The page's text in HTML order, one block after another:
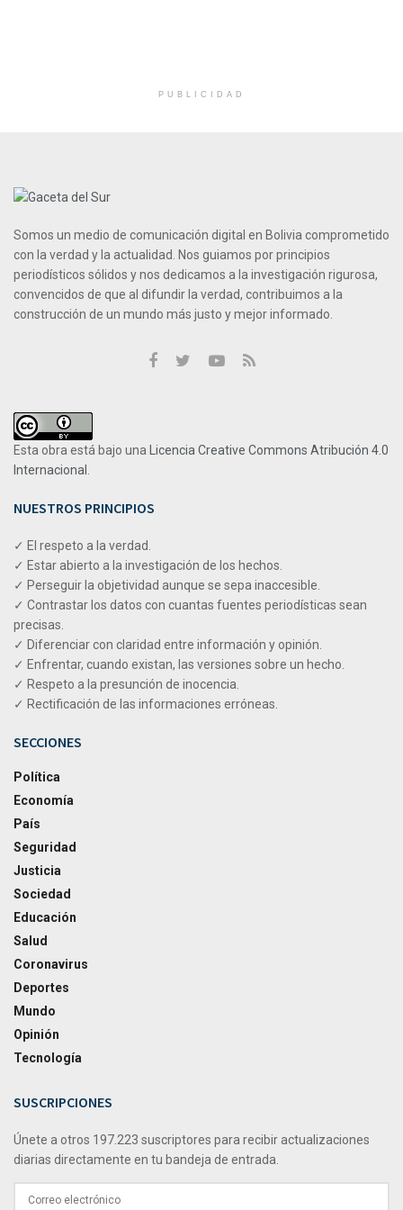
PUBLICIDAD
Somos un medio de comunicación digital en Bolivia comprometido
con la verdad y la actualidad. Nos guiamos por principios
periodísticos sólidos y nos dedicamos a la investigación rigurosa,
convencidos de que al difundir la verdad, contribuimos a la
construcción de un mundo más justo y mejor informado.
Esta obra está bajo una Licencia Creative Commons Atribución 4.0
Internacional .
NUESTROS PRINCIPIOS
✓ El respeto a la verdad.
✓ Estar abierto a la investigación de los hechos.
✓ Perseguir la objetividad aunque se sepa inaccesible.
✓ Contrastar los datos con cuantas fuentes periodísticas sean
precisas.
✓ Diferenciar con claridad entre información y opinión.
✓ Enfrentar, cuando existan, las versiones sobre un hecho.
✓ Respeto a la presunción de inocencia.
✓ Rectificación de las informaciones erróneas.
SECCIONES
Política
Economía
País
Seguridad
Justicia
Sociedad
Educación
Salud
Coronavirus
Deportes
Mundo
Opinión
Tecnología
SUSCRIPCIONES
Únete a otros 197.223 suscriptores para recibir actualizaciones
diarias directamente en tu bandeja de entrada.